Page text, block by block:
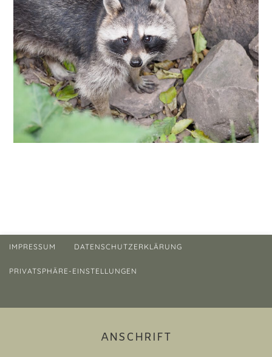
IMPRESSUM DATENSCHUTZERKLÄRUNG
PRIVATSPHÄRE-EINSTELLUNGEN
ANSCHRIFT